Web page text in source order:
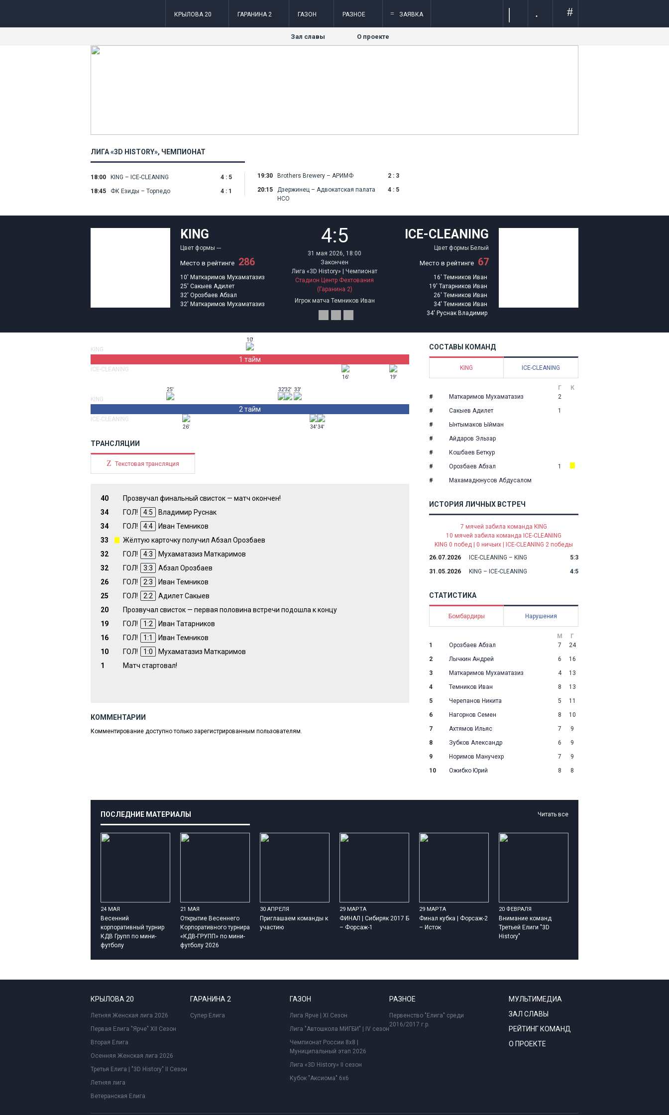
КРЫЛОВА 20 ГАРАНИНА 2 ГАЗОН РАЗНОЕ = ЗАЯВКА #
.
|
Зал славы О проекте
ЛИГА «3D HISTORY», ЧЕМПИОНАТ
18:00 KING – ICE-CLEANING
4 : 5
18:45
ФК Езиды – Торпедо 4 : 1
19:30 Brothers Brewery – АРИМФ
2 : 3
20:15
Дзержинец – Адвокатская палата
НСО
4 : 5
KING
Цвет формы ---
Место в рейтинге 286
10' Маткаримов Мухаматазиз
25' Сакыев Адилет
32' Орозбаев Абзал
32' Маткаримов Мухаматазиз
4:5
31 мая 2026, 18:00
Закончен
Лига «3D History» | Чемпионат
Стадион Центр Фехтования
(Гаранина 2)
Игрок матча Темников Иван
ICE-CLEANING
Цвет формы Белый
Место в рейтинге 67
16' Темников Иван
19' Татарников Иван
26' Темников Иван
34' Темников Иван
34' Руснак Владимир
1 тайм
KING
ICE-CLEANING
10'
16' 19'
2 тайм
KING
ICE-CLEANING
25'
26'
32'32' 33'
34'34'
ТРАНСЛЯЦИИ
Z Текстовая трансляция
40
Прозвучал финальный свисток — матч окончен!
34
ГОЛ! 4:5
Владимир Руснак
34
ГОЛ! 4:4
Иван Темников
33
Жёлтую карточку получил Абзал Орозбаев
32
ГОЛ! 4:3
Мухаматазиз Маткаримов
32
ГОЛ! 3:3
Абзал Орозбаев
26
ГОЛ! 2:3
Иван Темников
25
ГОЛ! 2:2
Адилет Сакыев
20
Прозвучал свисток — первая половина встречи подошла к концу
19
ГОЛ! 1:2
Иван Татарников
16
ГОЛ! 1:1
Иван Темников
10
ГОЛ! 1:0
Мухаматазиз Маткаримов
1
Матч стартовал!
КОММЕНТАРИИ
Комментирование доступно только зарегистрированным пользователям.
СОСТАВЫ КОМАНД
KING ICE-CLEANING
Г
К
#
Маткаримов Мухаматазиз
2
#
Сакыев Адилет
1
#
Ынтымаков Ыйман
#
Айдаров Эльзар
#
Кошбаев Беткур
#
Орозбаев Абзал
1
#
Махамадюнусов Абдусалом
ИСТОРИЯ ЛИЧНЫХ ВСТРЕЧ
7 мячей забила команда KING
10 мячей забила команда ICE-CLEANING
KING 0 побед | 0 ничьих | ICE-CLEANING 2 победы
26.07.2026
ICE-CLEANING – KING
5:3
31.05.2026
KING – ICE-CLEANING 4:5
СТАТИСТИКА
Бомбардиры Нарушения
М
Г
1
Орозбаев Абзал 7
24
2
Лычкин Андрей 6
16
3
Маткаримов Мухаматазиз 4
13
4
Темников Иван 8
13
5
Черепанов Никита 5
11
6
Нагорнов Семен 8
10
7
Ахтямов Ильяс 7
9
8
Зубков Александр 6
9
9
Норимов Манучехр 7
9
10
Ожибко Юрий 8 8
ПОСЛЕДНИЕ МАТЕРИАЛЫ Читать все
24 МАЯ
Весенний
корпоративный турнир
КДВ Групп по мини-
футболу
21 МАЯ
Открытие Весеннего
Корпоративного турнира
«КДВ-ГРУПП» по мини-
футболу 2026
30 АПРЕЛЯ
Приглашаем команды к
участию
29 МАРТА
ФИНАЛ | Сибиряк 2017 Б
– Форсаж-1
29 МАРТА
Финал кубка | Форсаж-2
– Исток
20 ФЕВРАЛЯ
Внимание команд
Третьей Елиги "3D
History"
КРЫЛОВА 20
Летняя Женская лига 2026
Первая Елига "Ярче" XII Сезон
Вторая Елига
Осенняя Женская лига 2026
Третья Елига | "3D History" II Сезон
Летняя лига
Ветеранская Елига
ГАРАНИНА 2
Супер Елига
ГАЗОН
Лига Ярче | XI Сезон
Лига "Автошкола МИГБИ" | IV сезон
Чемпионат России 8x8 |
Муниципальный этап 2026
Лига «3D History» II сезон
Кубок "Аксиома" 6x6
РАЗНОЕ
Первенство "Елига" среди
2016/2017 г.р.
МУЛЬТИМЕДИА
ЗАЛ СЛАВЫ
РЕЙТИНГ КОМАНД
О ПРОЕКТЕ